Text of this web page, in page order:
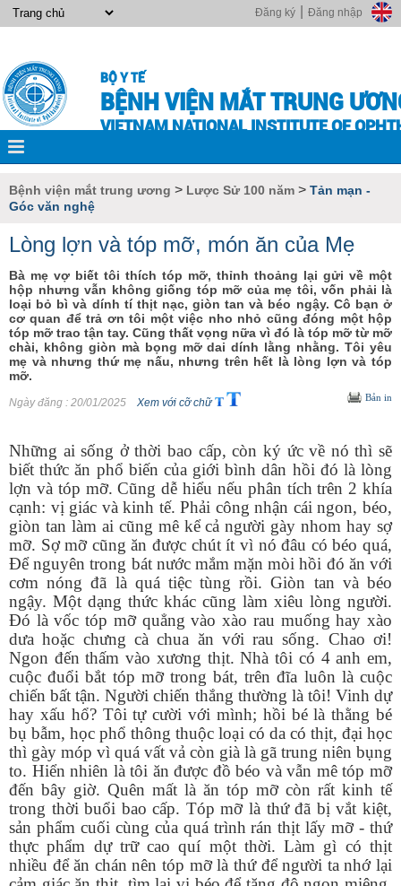
Đăng nhập
Đăng ký
BỘ Y TẾ
BỆNH VIỆN MẮT TRUNG
VIETNAM NATIONAL INSTITUTE OF
Bệnh viện mắt trung ương > Lược Sử 100 năm > Tản mạn -
Góc văn nghệ
Lòng lợn và tóp mỡ, món ăn của Mẹ
Bà mẹ vợ biết tôi thích tóp mỡ, thỉnh thoảng lại gửi về một
hộp nhưng vẫn không giống tóp mỡ của mẹ tôi, vốn phải là
loại bỏ bì và dính tí thịt nạc, giòn tan và béo ngậy. Cô bạn ở
cơ quan để trả ơn tôi một việc nho nhỏ cũng đóng một hộp
tóp mỡ trao tận tay. Cũng thất vọng nữa vì đó là tóp mỡ từ mỡ
chài, không giòn mà bọng mỡ dai dính lằng nhằng. Tôi yêu
mẹ và nhưng thứ mẹ nấu, nhưng trên hết là lòng lợn và tóp
mỡ.
Ngày đăng : 20/01/2025 Xem với cỡ chữ Bản in
Những ai sống ở thời bao cấp, còn ký ức về nó thì sẽ
biết thức ăn phổ biến của giới bình dân hồi đó là lòng
lợn và tóp mỡ. Cũng dễ hiểu nếu phân tích trên 2 khía
cạnh: vị giác và kinh tế. Phải công nhận cái ngon, béo,
giòn tan làm ai cũng mê kể cả người gày nhom hay sợ
mỡ. Sợ mỡ cũng ăn được chút ít vì nó đâu có béo quá,
Để nguyên trong bát nước mắm mặn mòi hồi đó ăn với
cơm nóng đã là quá tiệc tùng rồi. Giòn tan và béo
ngậy. Một dạng thức khác cũng làm xiêu lòng người.
Đó là vốc tóp mỡ quẳng vào xào rau muống hay xào
dưa hoặc chưng cà chua ăn với rau sống. Chao ơi!
Ngon đến thấm vào xương thịt. Nhà tôi có 4 anh em,
cuộc đuổi bắt tóp mỡ trong bát, trên đĩa luôn là cuộc
chiến bất tận. Người chiến thắng thường là tôi! Vinh dự
hay xấu hổ? Tôi tự cười với mình; hồi bé là thằng bé
bụ bẫm, học phổ thông thuộc loại có da có thịt, đại học
thì gày móp vì quá vất vả còn già là gã trung niên bụng
to. Hiển nhiên là tôi ăn được đồ béo và vẫn mê tóp mỡ
đến bây giờ. Quên mất là ăn tóp mỡ còn rất kinh tế
trong thời buổi bao cấp. Tóp mỡ là thứ đã bị vắt kiệt,
sản phẩm cuối cùng của quá trình rán thịt lấy mỡ - thứ
thực phẩm dự trữ cao quí một thời. Làm gì có thịt
nhiều để ăn chán nên tóp mỡ là thứ để người ta nhớ lại